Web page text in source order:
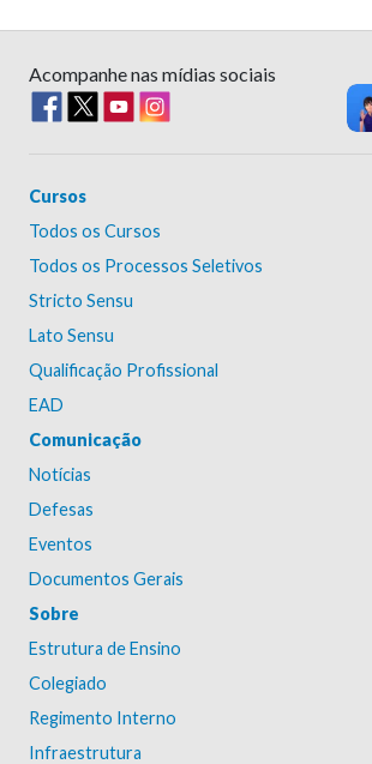
Acompanhe nas mídias sociais
Cursos
Todos os Cursos
Todos os Processos Seletivos
Stricto Sensu
Lato Sensu
Qualificação Profissional
EAD
Comunicação
Notícias
Defesas
Eventos
Documentos Gerais
Sobre
Estrutura de Ensino
Colegiado
Regimento Interno
Infraestrutura